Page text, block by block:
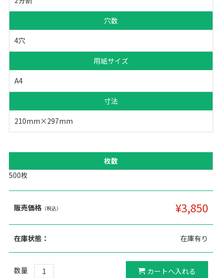
穴数
4穴
用紙サイズ
A4
寸法
210mm×297mm
枚数
販売価格（税込） ¥3,850
在庫状態： 在庫有り
数量